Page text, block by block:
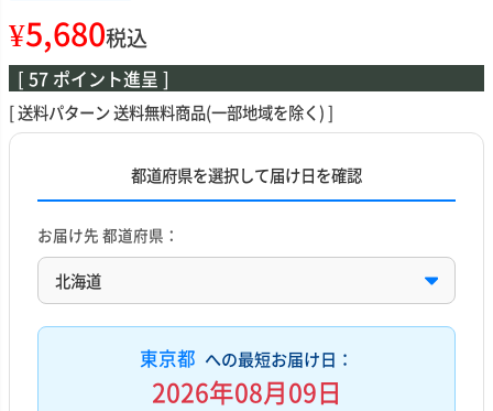
¥5,680税込
[ 57 ポイント進呈 ]
送料パターン送料無料商品(一部地域を除く)
都道府県を選択して届け日を確認
お届け先 都道府県：
東京都 への最短お届け日：
2026年08月09日